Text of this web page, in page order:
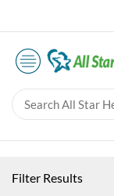
Filter Results